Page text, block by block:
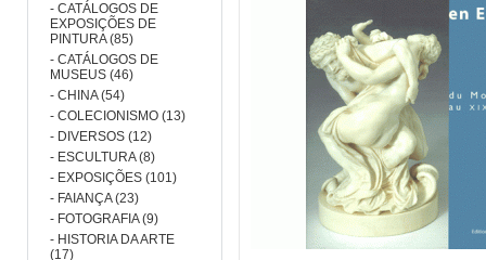
- CATÁLOGOS DE
EXPOSIÇÕES DE
PINTURA (85)
- CATÁLOGOS DE
MUSEUS (46)
- CHINA (54)
- COLECIONISMO (13)
- DIVERSOS (12)
- ESCULTURA (8)
- EXPOSIÇÕES (101)
- FAIANÇA (23)
- FOTOGRAFIA (9)
- HISTORIA DA ARTE
(17)